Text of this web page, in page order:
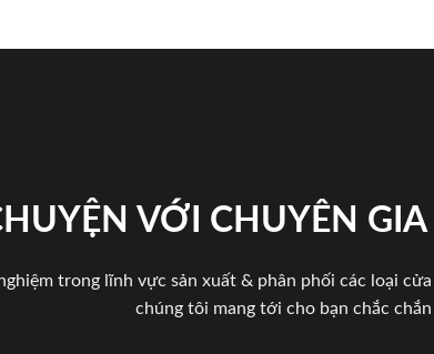
VỚI CHUYÊN
trong lĩnh vực sản xuất & phân phối các loại
chúng tôi mang tới cho bạn chắc